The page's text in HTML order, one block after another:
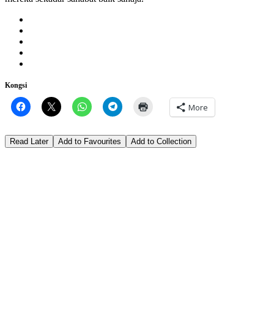
Kongsi
More
Read Later Add to Favourites Add to Collection